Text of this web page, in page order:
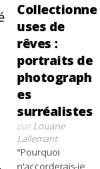
Collectionne
uses de
rêves :
portraits de
photograph
es
surréalistes
parLouane
Lallemant
"Pourquoi
n'accorderais-je